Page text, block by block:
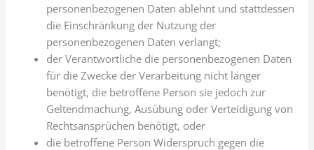
personenbezogenen Daten ablehnt und stattdessen
die Einschränkung der Nutzung der
personenbezogenen Daten verlangt;
der Verantwortliche die personenbezogenen Daten
für die Zwecke der Verarbeitung nicht länger
benötigt, die betroffene Person sie jedoch zur
Geltendmachung, Ausübung oder Verteidigung von
Rechtsansprüchen benötigt, oder
die betroffene Person Widerspruch gegen die